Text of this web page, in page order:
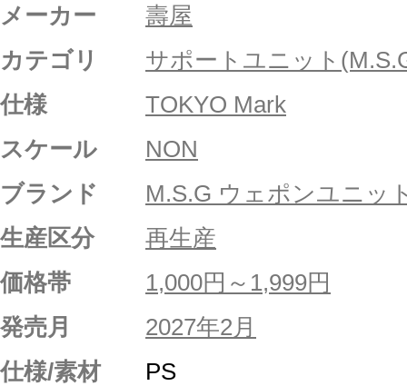
メーカー
壽屋
カテゴリ
サポートユニット
仕様
TOKYO Mark
スケール
NON
ブランド
M.S.G ウェポンユニッ
生産区分
再生産
価格帯
1,000円～1,999円
発売月
2027年2月
仕様/素材
PS